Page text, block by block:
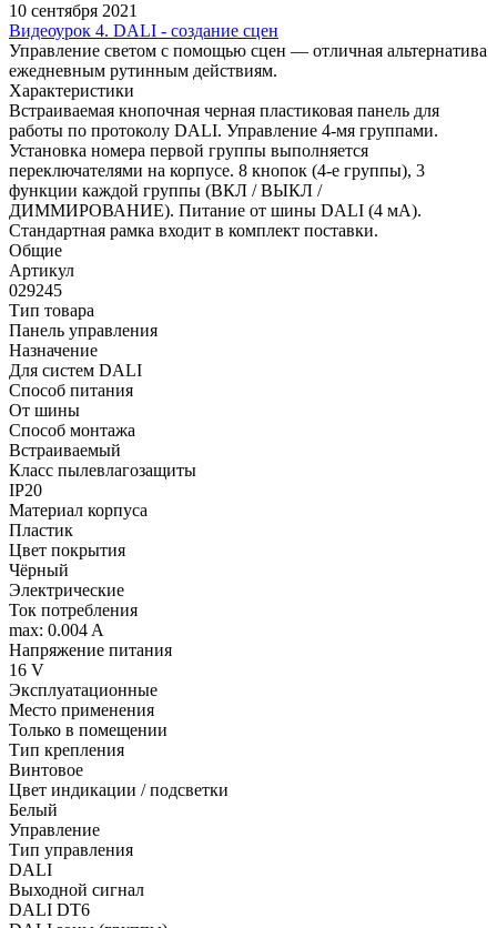
10 сентября 2021
Видеоурок 4. DALI - создание сцен
Управление светом с помощью сцен — отличная альтернатива
ежедневным рутинным действиям.
Характеристики
Встраиваемая кнопочная черная пластиковая панель для
работы по протоколу DALI. Управление 4-мя группами.
Установка номера первой группы выполняется
переключателями на корпусе. 8 кнопок (4-е группы), 3
функции каждой группы (ВКЛ / ВЫКЛ /
ДИММИРОВАНИЕ). Питание от шины DALI (4 мА).
Стандартная рамка входит в комплект поставки.
Общие
Артикул
029245
Тип товара
Панель управления
Назначение
Для систем DALI
Способ питания
От шины
Способ монтажа
Встраиваемый
Класс пылевлагозащиты
IP20
Материал корпуса
Пластик
Цвет покрытия
Чёрный
Электрические
Ток потребления
max: 0.004 A
Напряжение питания
16 V
Эксплуатационные
Место применения
Только в помещении
Тип крепления
Винтовое
Цвет индикации / подсветки
Белый
Управление
Тип управления
DALI
Выходной сигнал
DALI DT6